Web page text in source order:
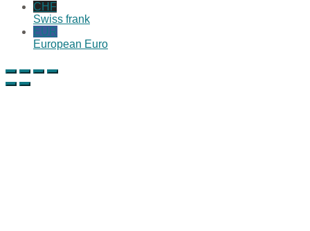
CHF
Swiss frank
EUR
European Euro